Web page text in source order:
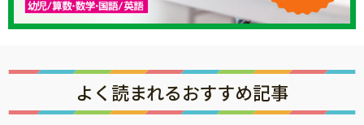
「こそだてまっぷ」とは
よく読まれるおすすめ記事